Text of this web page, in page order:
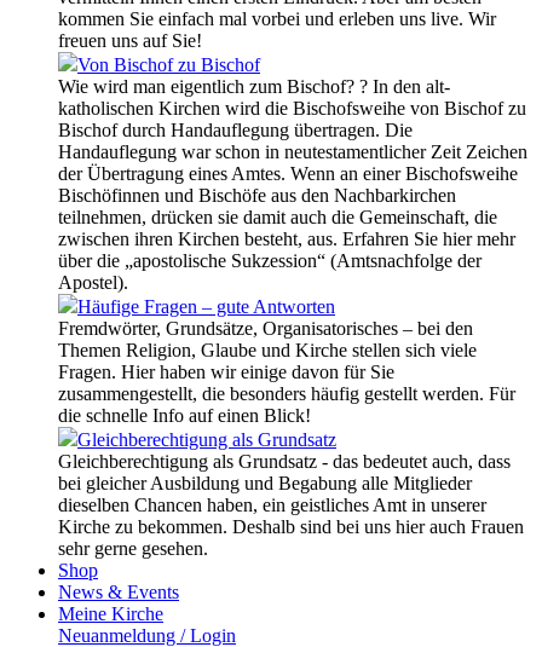
kommen Sie einfach mal vorbei und erleben uns live. Wir
freuen uns auf Sie!
Von Bischof zu Bischof
Wie wird man eigentlich zum Bischof? ? In den alt-
katholischen Kirchen wird die Bischofsweihe von Bischof zu
Bischof durch Handauflegung übertragen. Die
Handauflegung war schon in neutestamentlicher Zeit Zeichen
der Übertragung eines Amtes. Wenn an einer Bischofsweihe
Bischöfinnen und Bischöfe aus den Nachbarkirchen
teilnehmen, drücken sie damit auch die Gemeinschaft, die
zwischen ihren Kirchen besteht, aus. Erfahren Sie hier mehr
über die „apostolische Sukzession“ (Amtsnachfolge der
Apostel).
Häufige Fragen – gute Antworten
Fremdwörter, Grundsätze, Organisatorisches – bei den
Themen Religion, Glaube und Kirche stellen sich viele
Fragen. Hier haben wir einige davon für Sie
zusammengestellt, die besonders häufig gestellt werden. Für
die schnelle Info auf einen Blick!
Gleichberechtigung als Grundsatz
Gleichberechtigung als Grundsatz - das bedeutet auch, dass
bei gleicher Ausbildung und Begabung alle Mitglieder
dieselben Chancen haben, ein geistliches Amt in unserer
Kirche zu bekommen. Deshalb sind bei uns hier auch Frauen
sehr gerne gesehen.
Shop
News & Events
Meine Kirche
Neuanmeldung / Login